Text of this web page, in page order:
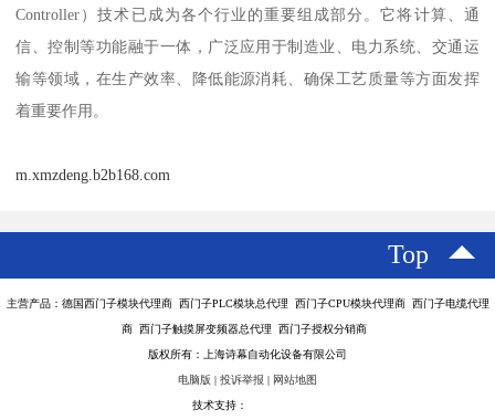
Controller）技术已成为各个行业的重要组成部分。它将计算、通
信、控制等功能融于一体，广泛应用于制造业、电力系统、交通运
输等领域，在生产效率、降低能源消耗、确保工艺质量等方面发挥
着重要作用。
m.xmzdeng.b2b168.com
Top
主营产品：德国西门子模块代理商 西门子PLC模块总代理 西门子CPU模块代理商 西门子电缆代理
商 西门子触摸屏变频器总代理 西门子授权分销商
版权所有：上海诗幕自动化设备有限公司
电脑版 | 投诉举报 | 网站地图
技术支持：